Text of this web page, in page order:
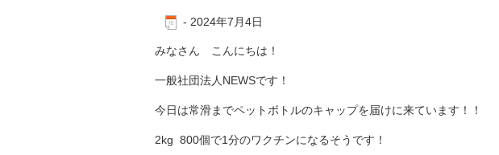
- 2024年7月4日
みなさん こんにちは！
一般社団法人NEWSです！
今日は常滑までペットボトルのキャップを届けに来ています！！
2kg 800個で1分のワクチンになるそうです！